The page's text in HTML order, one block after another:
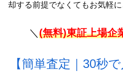
却する前提でなくてもお気軽に
＼ (無料)東証上場企
【簡単査定｜30秒